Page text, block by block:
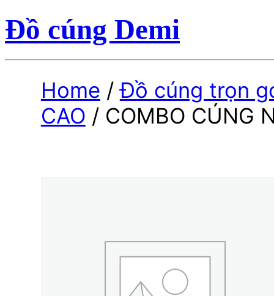
Đồ cúng Demi
Home /Đồ cúng trọn
CAO / COMBO CÚNG